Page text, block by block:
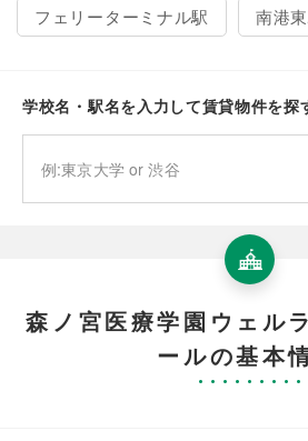
フェリーターミナル駅 南港
学校名・駅名を入力して賃貸物件を探
森ノ宮医療学園ウェル
ールの基本